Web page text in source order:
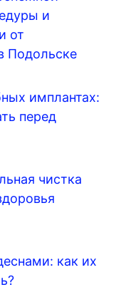
и
от
Подольске
имплантах:
перед
чистка
как их